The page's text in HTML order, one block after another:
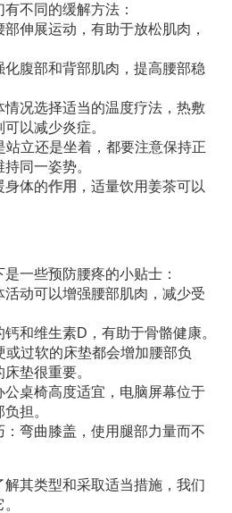
不同的缓解方法：
伸展运动，有助于放松肌肉，
腹部和背部肌肉，提高腰部稳
情况选择适当的温度疗法，热敷
以减少炎症。
立还是坐着，都要注意保持正
同一姿势。
身体的作用 ，适量饮用姜茶可以
一些预防腰疼的小贴士：
动可以增强腰部肌肉，减少受
和维生素D，有助于骨骼健康。
过软的床垫都会增加腰部负
垫很重要。
桌椅高度适宜，电脑屏幕位于
担。
：弯曲膝盖，使用腿部力量而不
其类型和采取适当措施，我们